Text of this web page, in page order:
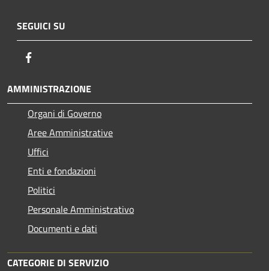
SEGUICI SU
AMMINISTRAZIONE
Organi di Governo
Aree Amministrative
Uffici
Enti e fondazioni
Politici
Personale Amministrativo
Documenti e dati
CATEGORIE DI SERVIZIO